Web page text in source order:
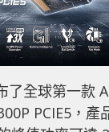
了全球第一款
PCIE5，產